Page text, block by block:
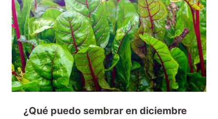
¿Qué puedo sembrar en diciembre